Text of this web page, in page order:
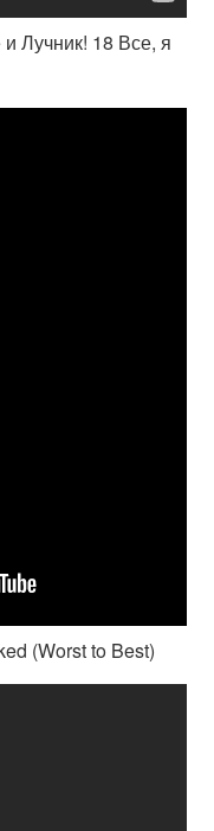
Лучник! 18 Все, я
(Worst to Best)